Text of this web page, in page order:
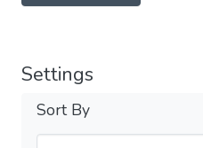
Settings
Sort By